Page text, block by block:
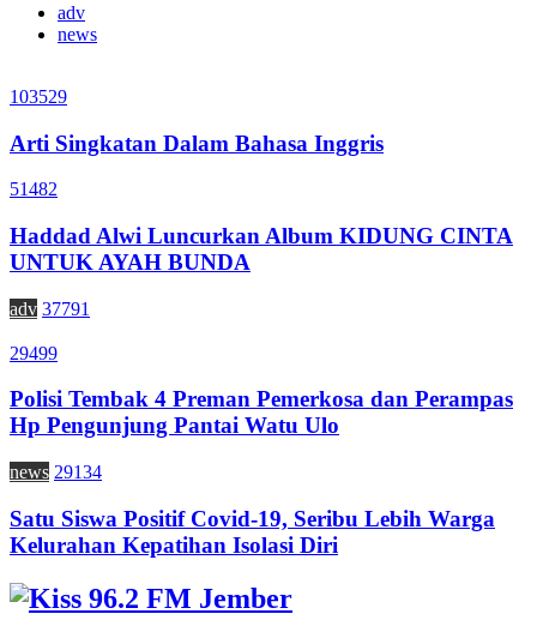
adv
news
103529
Arti Singkatan Dalam Bahasa Inggris
51482
Haddad Alwi Luncurkan Album KIDUNG CINTA
UNTUK AYAH BUNDA
adv 37791
29499
Polisi Tembak 4 Preman Pemerkosa dan Perampas
Hp Pengunjung Pantai Watu Ulo
news 29134
Satu Siswa Positif Covid-19, Seribu Lebih Warga
Kelurahan Kepatihan Isolasi Diri